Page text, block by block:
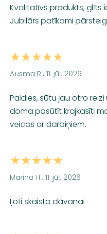
Kvalitatīvs produkts, glīts
Jubilārs patīkami
★★★★★
Ausma R., 11. jūl. 2026
Paldies, sūtu jau otro
doma pasūtīt krajkasīti
veicas ar darbiņiem.
★★★★★
Marina H., 11. jūl. 2026
Ļoti skaista dāvanai